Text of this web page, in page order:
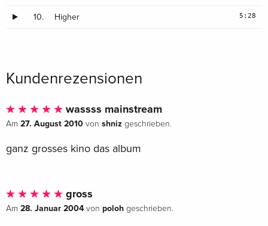
10. Higher 5:28
Kundenrezensionen
wassss mainstream
Am 27. August 2010 von shniz geschrieben.
ganz grosses kino das album
gross
Am 28. Januar 2004 von poloh geschrieben.